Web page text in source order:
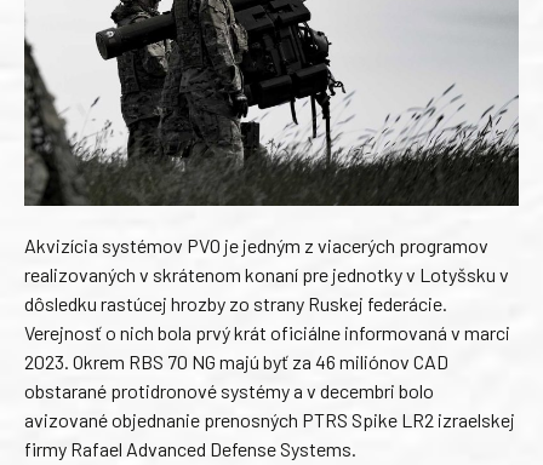
Akvizícia systémov PVO je jedným z viacerých programov
realizovaných v skrátenom konaní pre jednotky v Lotyšsku v
dôsledku rastúcej hrozby zo strany Ruskej federácie.
Verejnosť o nich bola prvý krát oficiálne informovaná v marci
2023. Okrem RBS 70 NG majú byť za 46 miliónov CAD
obstarané protidronové systémy a v decembri bolo
avizované objednanie prenosných PTRS Spike LR2 izraelskej
firmy Rafael Advanced Defense Systems.